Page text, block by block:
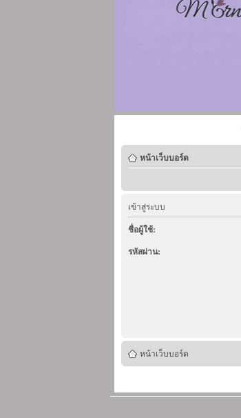
หน้าเว็บบอร์ด
เข้าสู่ระบบ
ชื่อผู้ใช้:
รหัสผ่าน:
หน้าเว็บบอร์ด